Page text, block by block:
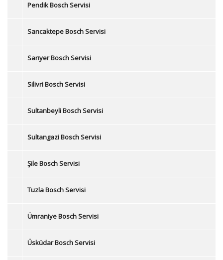
Pendik Bosch Servisi
Sancaktepe Bosch Servisi
Sarıyer Bosch Servisi
Silivri Bosch Servisi
Sultanbeyli Bosch Servisi
Sultangazi Bosch Servisi
Şile Bosch Servisi
Tuzla Bosch Servisi
Ümraniye Bosch Servisi
Üsküdar Bosch Servisi